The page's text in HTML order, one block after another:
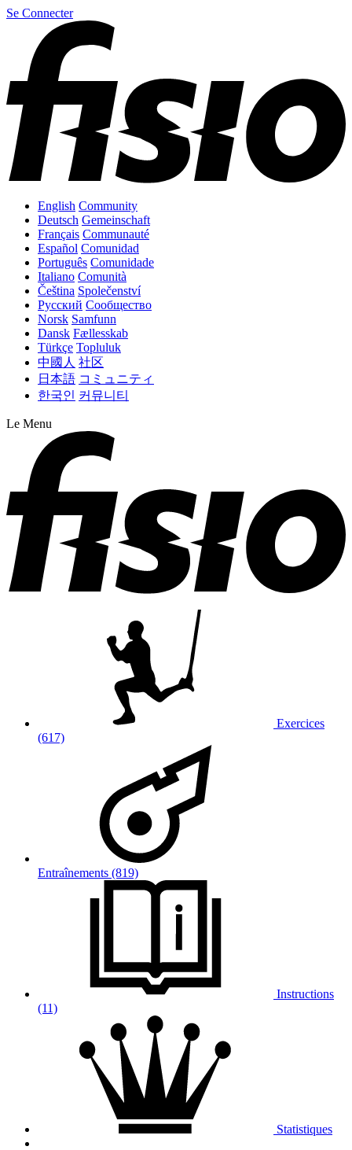
Se Connecter
English Community
Deutsch Gemeinschaft
Français Communauté
Español Comunidad
Português Comunidade
Italiano Comunità
Čeština Společenství
Русский Сообщество
Norsk Samfunn
Dansk Fællesskab
Türkçe Topluluk
中國人 社区
日本語 コミュニティ
한국인 커뮤니티
Le Menu
Exercices
(617)
Entraînements (819)
Instructions
(11)
Statistiques